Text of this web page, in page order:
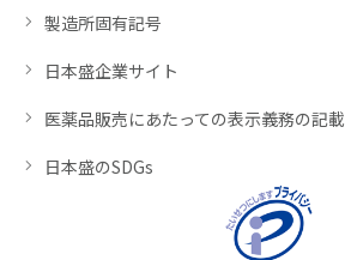
製造所固有記号
日本盛企業サイト
医薬品販売にあたっての表示義務の記載
日本盛のSDGs